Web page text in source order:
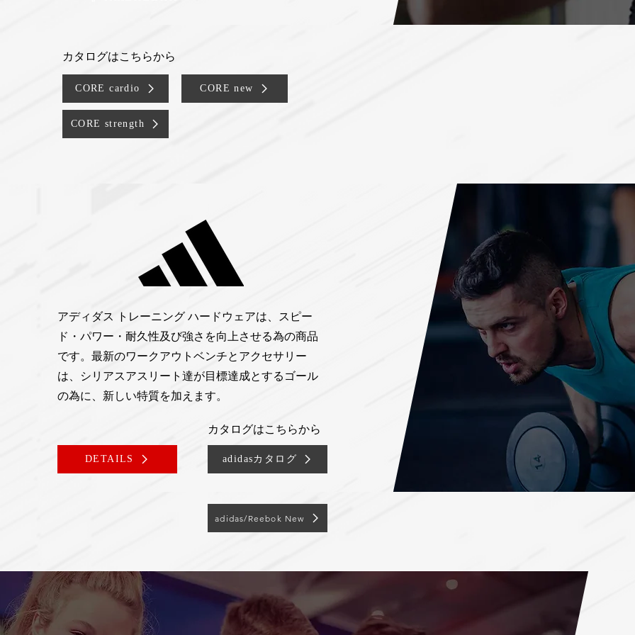
カタログはこちらから​
CORE cardio CORE new
CORE strength
アディダス トレーニング ハードウェアは、スピー
ド・パワー・耐久性及び強さを向上させる為の商品
です。最新のワークアウトベンチとアクセサリー
は、シリアスアスリート達が目標達成とするゴール
の為に、新しい特質を加えます。
DETAILS adidasカタログ
カタログはこちらから​
adidas/Reebok New